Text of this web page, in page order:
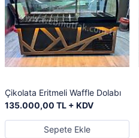
Çikolata Eritmeli Waffle Dolabı
135.000,00 TL + KDV
Sepete Ekle